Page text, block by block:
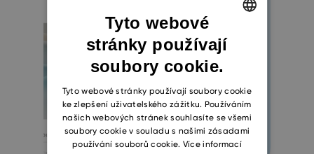
ENGLISH
CZECH
SLOVAK
Tyto webové
stránky používají
soubory cookie.
Tyto webové stránky používají soubory cookie
ke zlepšení uživatelského zážitku. Používáním
našich webových stránek souhlasíte se všemi
soubory cookie v souladu s našimi zásadami
používání souborů cookie. Více informací